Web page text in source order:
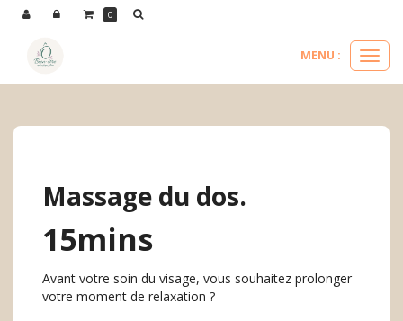
Ouvrir
le
MENU :
massage du dos.
Massage du dos.
15mins
Avant votre soin du visage, vous souhaitez prolonger
votre moment de relaxation ?
0
Panneau de gestion des cookies